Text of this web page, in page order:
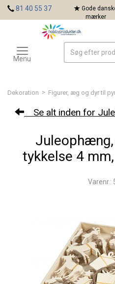
Dekoration > Figurer, æg og dyr til
Se alt inden for
tykkelse 4
Varenr.:
81 40 55 37
Gode
mærker
Toggle
navigation
Menu
Mærker